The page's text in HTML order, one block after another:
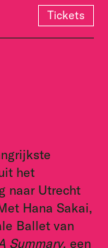
Tickets
het
naar Utrecht
Hana Sakai,
Ballet van
Summary, een